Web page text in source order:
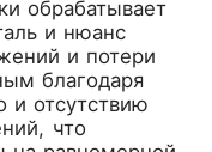
обрабатывает
и нюанс
и потери
благодаря
и отсутствию
что